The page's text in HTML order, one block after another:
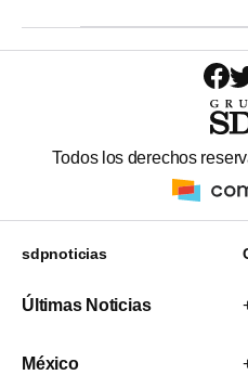
Todos los derechos
sdpnoticias
Últimas Noticias
México